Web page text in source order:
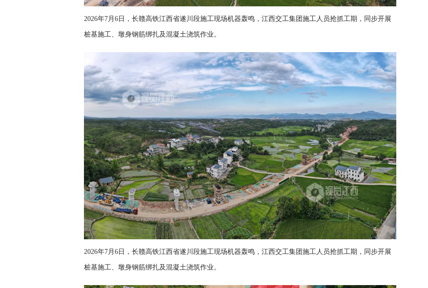
2026年7月6日，长赣高铁江西省遂川段施工现场机器轰鸣，江西交工集团施工人员抢抓工期，同步开展
桩基施工、墩身钢筋绑扎及混凝土浇筑作业。
2026年7月6日，长赣高铁江西省遂川段施工现场机器轰鸣，江西交工集团施工人员抢抓工期，同步开展
桩基施工、墩身钢筋绑扎及混凝土浇筑作业。